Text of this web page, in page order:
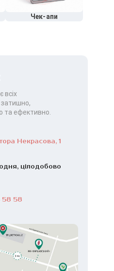
Чек-апи
всіх
затишно,
та ефективно.
Некрасова, 1
цілодобово
58 58